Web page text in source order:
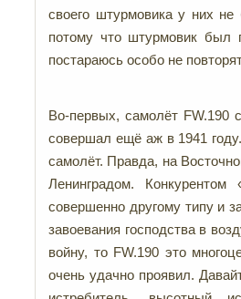
своего штурмовика у них
потому что штурмовик был
постараюсь особо не
Во-первых, самолёт FW.190
совершал ещё аж в 1941
самолёт. Правда, на
Ленинградом.
совершенно другому типу и
завоевания господства в
войну, то FW.190 это
очень удачно проявил.